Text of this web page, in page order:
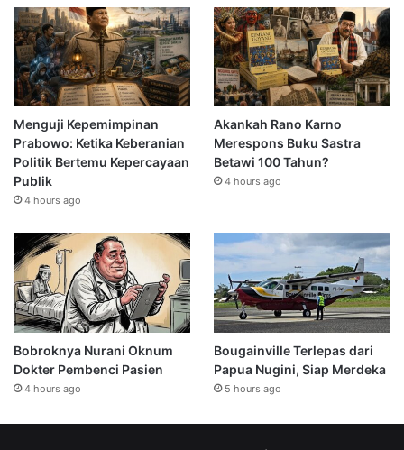
Menguji Kepemimpinan
Prabowo: Ketika Keberanian
Politik Bertemu Kepercayaan
Publik
4 hours ago
Akankah Rano Karno
Merespons Buku Sastra
Betawi 100 Tahun?
4 hours ago
Bobroknya Nurani Oknum
Dokter Pembenci Pasien
4 hours ago
Bougainville Terlepas dari
Papua Nugini, Siap Merdeka
5 hours ago